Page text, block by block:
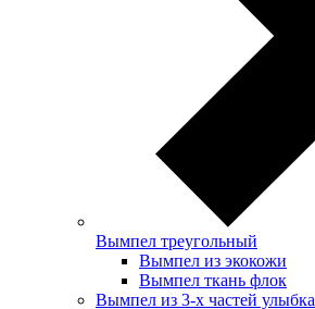
Вымпел треугольный
Вымпел из экокожи
Вымпел ткань флок
Вымпел из 3-х частей улыбка